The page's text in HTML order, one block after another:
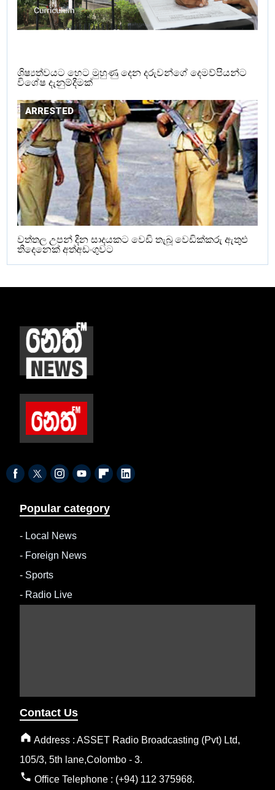
ශිෂ්‍යත්වයට හෙට මුහුණු දෙන දරුවන්ගේ දෙමව්පියන්ට
විශේෂ දැනුම්දීමක්
ARRESTED
වත්තල උපන් දින සාදයකට වෙඩි තැබූ වෙඩික්කරු ඇතුළු
තිදෙනෙක් අත්අඩංගුවට
Popular category
- Local News
- Foreign News
- Sports
- Radio Live
Contact Us
Address : ASSET Radio Broadcasting (Pvt) Ltd,
105/3, 5th lane,Colombo - 3.
Office Telephone : (+94) 112 375968.